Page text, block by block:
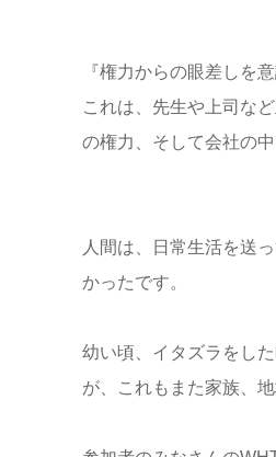
『権力からの眼差しを
これは、先生や上司な
の権力、そして会社の
人間は、日常生活を送
かったです。
幼い頃、イタズラをし
が、これもまた家族、